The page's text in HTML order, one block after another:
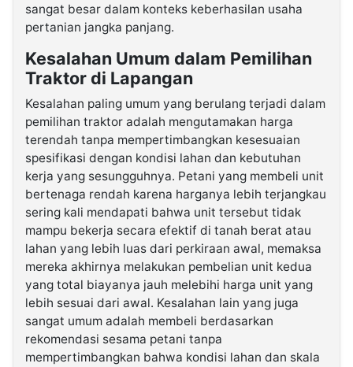
sangat besar dalam konteks keberhasilan usaha
pertanian jangka panjang.
Kesalahan Umum dalam Pemilihan
Traktor di Lapangan
Kesalahan paling umum yang berulang terjadi dalam
pemilihan traktor adalah mengutamakan harga
terendah tanpa mempertimbangkan kesesuaian
spesifikasi dengan kondisi lahan dan kebutuhan
kerja yang sesungguhnya. Petani yang membeli unit
bertenaga rendah karena harganya lebih terjangkau
sering kali mendapati bahwa unit tersebut tidak
mampu bekerja secara efektif di tanah berat atau
lahan yang lebih luas dari perkiraan awal, memaksa
mereka akhirnya melakukan pembelian unit kedua
yang total biayanya jauh melebihi harga unit yang
lebih sesuai dari awal. Kesalahan lain yang juga
sangat umum adalah membeli berdasarkan
rekomendasi sesama petani tanpa
mempertimbangkan bahwa kondisi lahan dan skala